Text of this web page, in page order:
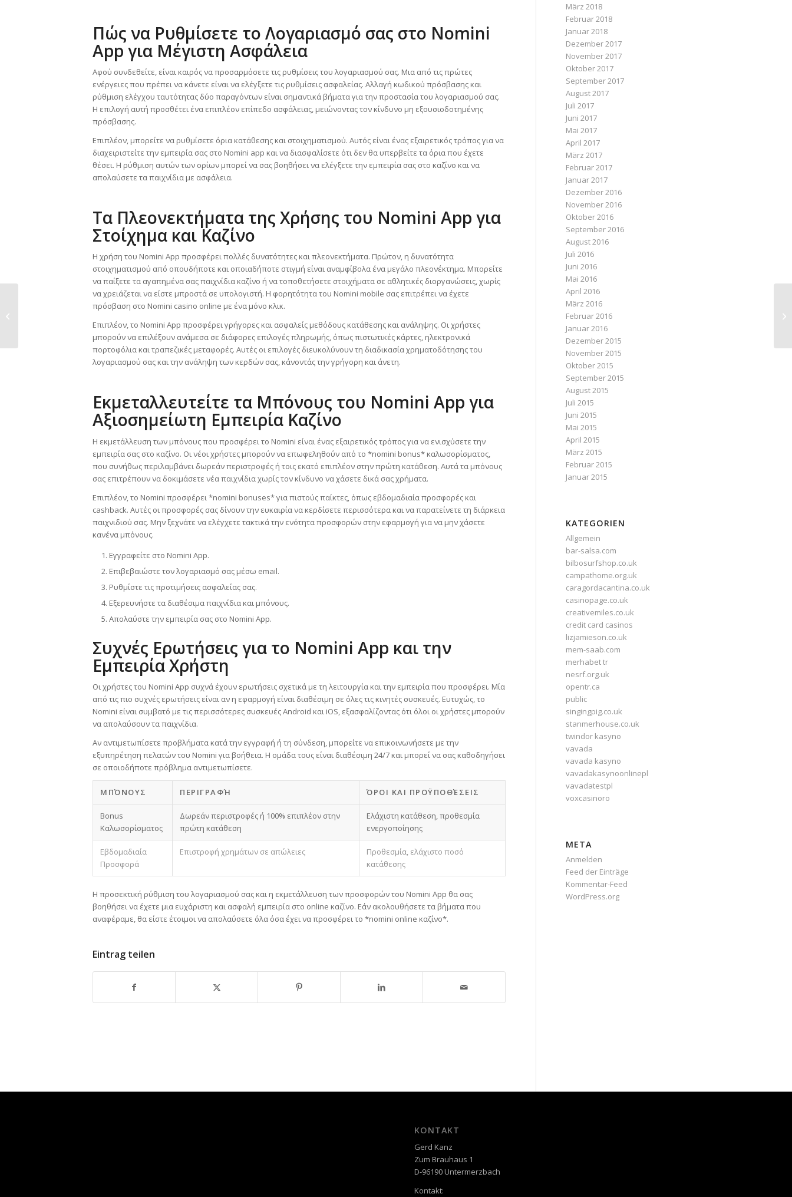
Πώς να Ρυθμίσετε το Λογαριασμό σας στο Nomini
App για Μέγιστη Ασφάλεια
Αφού συνδεθείτε, είναι καιρός να προσαρμόσετε τις ρυθμίσεις του λογαριασμού σας. Μια από τις πρώτες
ενέργειες που πρέπει να κάνετε είναι να ελέγξετε τις ρυθμίσεις ασφαλείας. Αλλαγή κωδικού πρόσβασης και
ρύθμιση ελέγχου ταυτότητας δύο παραγόντων είναι σημαντικά βήματα για την προστασία του λογαριασμού σας.
Η επιλογή αυτή προσθέτει ένα επιπλέον επίπεδο ασφάλειας, μειώνοντας τον κίνδυνο μη εξουσιοδοτημένης
πρόσβασης.
Επιπλέον, μπορείτε να ρυθμίσετε όρια κατάθεσης και στοιχηματισμού. Αυτός είναι ένας εξαιρετικός τρόπος για να
διαχειριστείτε την εμπειρία σας στο Nomini app και να διασφαλίσετε ότι δεν θα υπερβείτε τα όρια που έχετε
θέσει. Η ρύθμιση αυτών των ορίων μπορεί να σας βοηθήσει να ελέγξετε την εμπειρία σας στο καζίνο και να
απολαύσετε τα παιχνίδια με ασφάλεια.
Τα Πλεονεκτήματα της Χρήσης του Nomini App για
Στοίχημα και Καζίνο
Η χρήση του Nomini App προσφέρει πολλές δυνατότητες και πλεονεκτήματα. Πρώτον, η δυνατότητα
στοιχηματισμού από οπουδήποτε και οποιαδήποτε στιγμή είναι αναμφίβολα ένα μεγάλο πλεονέκτημα. Μπορείτε
να παίξετε τα αγαπημένα σας παιχνίδια καζίνο ή να τοποθετήσετε στοιχήματα σε αθλητικές διοργανώσεις, χωρίς
να χρειάζεται να είστε μπροστά σε υπολογιστή. Η φορητότητα του Nomini mobile σας επιτρέπει να έχετε
πρόσβαση στο Nomini casino online με ένα μόνο κλικ.
Επιπλέον, το Nomini App προσφέρει γρήγορες και ασφαλείς μεθόδους κατάθεσης και ανάληψης. Οι χρήστες
μπορούν να επιλέξουν ανάμεσα σε διάφορες επιλογές πληρωμής, όπως πιστωτικές κάρτες, ηλεκτρονικά
πορτοφόλια και τραπεζικές μεταφορές. Αυτές οι επιλογές διευκολύνουν τη διαδικασία χρηματοδότησης του
λογαριασμού σας και την ανάληψη των κερδών σας, κάνοντάς την γρήγορη και άνετη.
Εκμεταλλευτείτε τα Μπόνους του Nomini App για
Αξιοσημείωτη Εμπειρία Καζίνο
Η εκμετάλλευση των μπόνους που προσφέρει το Nomini είναι ένας εξαιρετικός τρόπος για να ενισχύσετε την
εμπειρία σας στο καζίνο. Οι νέοι χρήστες μπορούν να επωφεληθούν από το *nomini bonus* καλωσορίσματος,
που συνήθως περιλαμβάνει δωρεάν περιστροφές ή τοις εκατό επιπλέον στην πρώτη κατάθεση. Αυτά τα μπόνους
σας επιτρέπουν να δοκιμάσετε νέα παιχνίδια χωρίς τον κίνδυνο να χάσετε δικά σας χρήματα.
Επιπλέον, το Nomini προσφέρει *nomini bonuses* για πιστούς παίκτες, όπως εβδομαδιαία προσφορές και
cashback. Αυτές οι προσφορές σας δίνουν την ευκαιρία να κερδίσετε περισσότερα και να παρατείνετε τη διάρκεια
παιχνιδιού σας. Μην ξεχνάτε να ελέγχετε τακτικά την ενότητα προσφορών στην εφαρμογή για να μην χάσετε
κανένα μπόνους.
Εγγραφείτε στο Nomini App.
Επιβεβαιώστε τον λογαριασμό σας μέσω email.
Ρυθμίστε τις προτιμήσεις ασφαλείας σας.
Εξερευνήστε τα διαθέσιμα παιχνίδια και μπόνους.
Απολαύστε την εμπειρία σας στο Nomini App.
Συχνές Ερωτήσεις για το Nomini App και την
Εμπειρία Χρήστη
Οι χρήστες του Nomini App συχνά έχουν ερωτήσεις σχετικά με τη λειτουργία και την εμπειρία που προσφέρει. Μία
από τις πιο συχνές ερωτήσεις είναι αν η εφαρμογή είναι διαθέσιμη σε όλες τις κινητές συσκευές. Ευτυχώς, το
Nomini είναι συμβατό με τις περισσότερες συσκευές Android και iOS, εξασφαλίζοντας ότι όλοι οι χρήστες μπορούν
να απολαύσουν τα παιχνίδια.
Αν αντιμετωπίσετε προβλήματα κατά την εγγραφή ή τη σύνδεση, μπορείτε να επικοινωνήσετε με την
εξυπηρέτηση πελατών του Nomini για βοήθεια. Η ομάδα τους είναι διαθέσιμη 24/7 και μπορεί να σας καθοδηγήσει
σε οποιοδήποτε πρόβλημα αντιμετωπίσετε.
ΜΠΌΝΟΥΣ ΠΕΡΙΓΡΑΦΉ ΌΡΟΙ ΚΑΙ ΠΡΟΫΠΟΘΈΣΕΙΣ
Bonus
Καλωσορίσματος
Δωρεάν περιστροφές ή 100% επιπλέον στην
πρώτη κατάθεση
Ελάχιστη κατάθεση, προθεσμία
ενεργοποίησης
Εβδομαδιαία
Προσφορά
Επιστροφή χρημάτων σε απώλειες
Προθεσμία, ελάχιστο ποσό
κατάθεσης
Η προσεκτική ρύθμιση του λογαριασμού σας και η εκμετάλλευση των προσφορών του Nomini App θα σας
βοηθήσει να έχετε μια ευχάριστη και ασφαλή εμπειρία στο online καζίνο. Εάν ακολουθήσετε τα βήματα που
αναφέραμε, θα είστε έτοιμοι να απολαύσετε όλα όσα έχει να προσφέρει το *nomini online καζίνο*.
Eintrag teilen
März 2018
Februar 2018
Januar 2018
Dezember 2017
November 2017
Oktober 2017
September 2017
August 2017
Juli 2017
Juni 2017
Mai 2017
April 2017
März 2017
Februar 2017
Januar 2017
Dezember 2016
November 2016
Oktober 2016
September 2016
August 2016
Juli 2016
Juni 2016
Mai 2016
April 2016
März 2016
Februar 2016
Januar 2016
Dezember 2015
November 2015
Oktober 2015
September 2015
August 2015
Juli 2015
Juni 2015
Mai 2015
April 2015
März 2015
Februar 2015
Januar 2015
KATEGORIEN
Allgemein
bar-salsa.com
bilbosurfshop.co.uk
campathome.org.uk
caragordacantina.co.uk
casinopage.co.uk
creativemiles.co.uk
credit card casinos
lizjamieson.co.uk
mem-saab.com
merhabet tr
nesrf.org.uk
opentr.ca
public
singingpig.co.uk
stanmerhouse.co.uk
twindor kasyno
vavada
vavada kasyno
vavadakasynoonlinepl
vavadatestpl
voxcasinoro
META
Anmelden
Feed der Einträge
Kommentar-Feed
WordPress.org
KONTAKT
Gerd Kanz
Zum Brauhaus 1
D-96190 Untermerzbach
Kontakt:
The Impact of ToonieBet Casino on
the Global Online Gambling Scene